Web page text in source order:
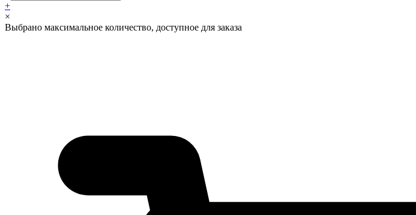
+
×
Выбрано максимальное количество, доступное для заказа